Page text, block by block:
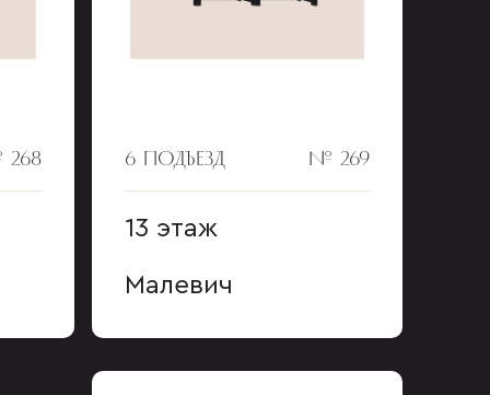
6 ПОДЪЕЗД № 269
13 этаж
Малевич